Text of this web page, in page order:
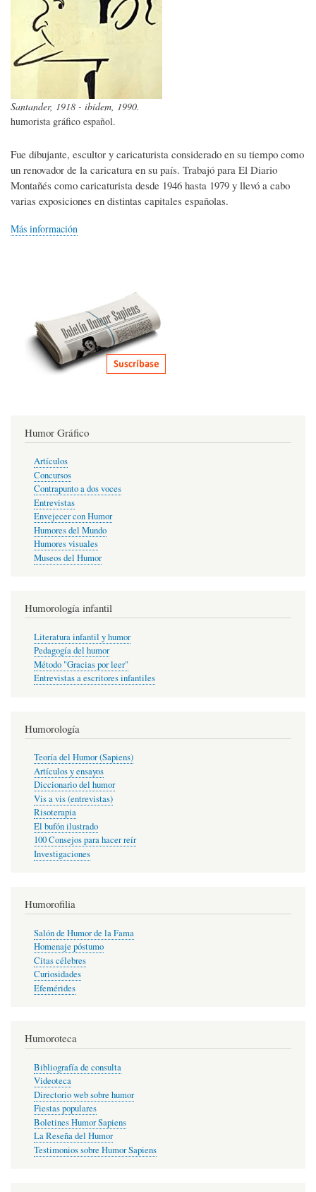
Santander, 1918 - ibídem, 1990.
humorista gráfico español.
Fue dibujante, escultor y caricaturista considerado en su tiempo como
un renovador de la caricatura en su país. Trabajó para El Diario
Montañés como caricaturista desde 1946 hasta 1979 y llevó a cabo
varias exposiciones en distintas capitales españolas.
Más información
Humor Gráfico
Artículos
Concursos
Contrapunto a dos voces
Entrevistas
Envejecer con Humor
Humores del Mundo
Humores visuales
Museos del Humor
Humorología infantil
Literatura infantil y humor
Pedagogía del humor
Método "Gracias por leer"
Entrevistas a escritores infantiles
Humorología
Teoría del Humor (Sapiens)
Artículos y ensayos
Diccionario del humor
Vis a vis (entrevistas)
Risoterapia
El bufón ilustrado
100 Consejos para hacer reír
Investigaciones
Humorofilia
Salón de Humor de la Fama
Homenaje póstumo
Citas célebres
Curiosidades
Efemérides
Humoroteca
Bibliografía de consulta
Videoteca
Directorio web sobre humor
Fiestas populares
Boletines Humor Sapiens
La Reseña del Humor
Testimonios sobre Humor Sapiens